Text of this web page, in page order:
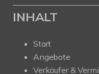
INHALT
Start
Angebote
Verkäufer &